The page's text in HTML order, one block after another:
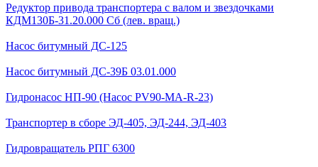
Редуктор привода транспортера с валом и звездочками
КДМ130Б-31.20.000 Сб (лев. вращ.)
Насос битумный ДС-125
Насос битумный ДС-39Б 03.01.000
Гидронасос НП-90 (Насос PV90-MA-R-23)
Транспортер в сборе ЭД-405, ЭД-244, ЭД-403
Гидровращатель РПГ 6300